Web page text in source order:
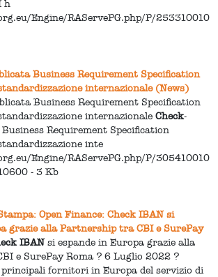
h
Engine/RAServePG.php/P/253310010
Business Requirement Specification
internazionale (News)
Business Requirement Specification
internazionaleCheck-
Requirement Specification
inte
Engine/RAServePG.php/P/305410010
- 3 Kb
Open Finance: Check IBAN si
grazie alla Partnership tra CBI e SurePay
IBAN si espande in Europa grazie alla
e SurePay Roma ? 6 Luglio 2022 ?
principali fornitori in Europa del servizio di